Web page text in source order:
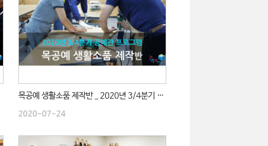
목공예 생활소품 제작반 _ 2020년 3/4분기 수업
2020-07-24